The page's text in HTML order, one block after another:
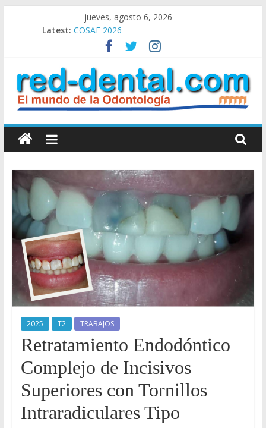
jueves, agosto 6, 2026
Latest:
Clasificados: Alquiler – Compra – Venta
COSAE 2026
Congreso de Invierno SAO 2026
Clasificados Pedidos
RED
DENTAL
Red
Dental
el
Mundo
de
la
Odontología
Internet
2025 T2 TRABAJOS
Retratamiento Endodóntico
Complejo de Incisivos
Superiores con Tornillos
Intraradiculares Tipo